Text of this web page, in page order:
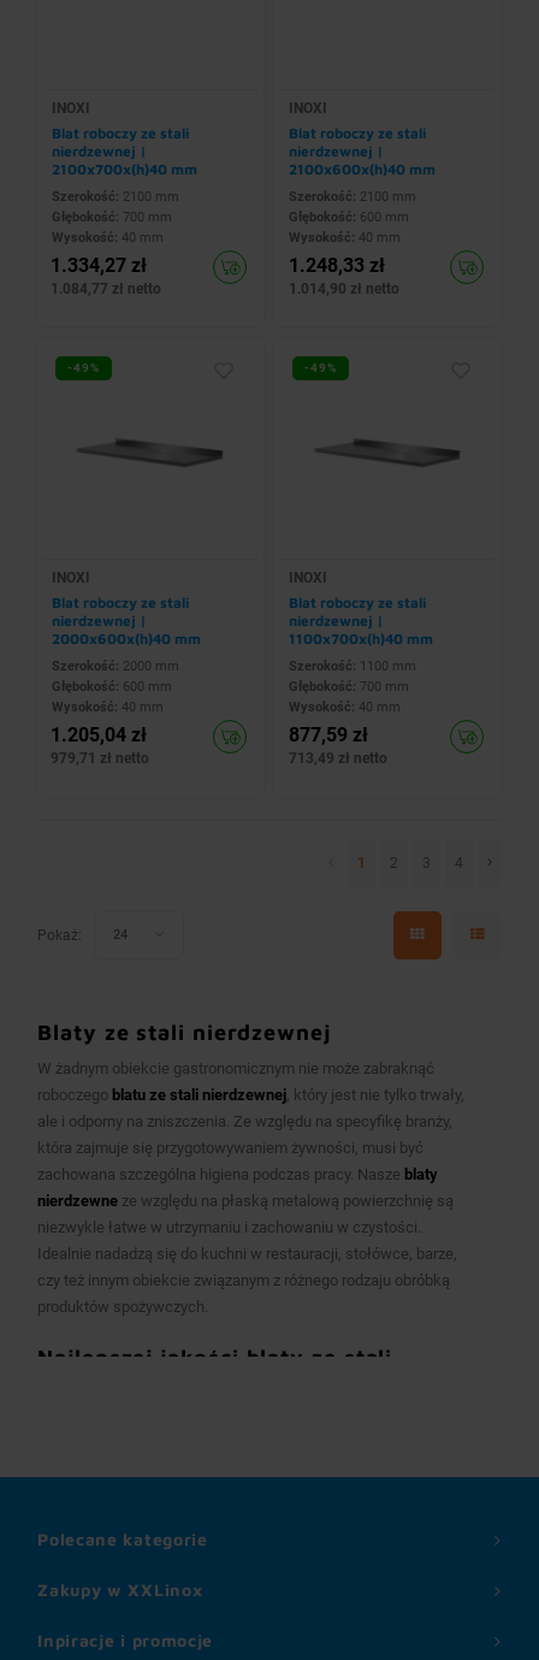
INOXI
Blat roboczy ze stali
nierdzewnej |
2100x700x(h)40 mm
Szerokość: 2100 mm
Głębokość: 700 mm
Wysokość: 40 mm
1.334,27 zł
1.084,77 zł netto
INOXI
Blat roboczy ze stali
nierdzewnej |
2100x600x(h)40 mm
Szerokość: 2100 mm
Głębokość: 600 mm
Wysokość: 40 mm
1.248,33 zł
1.014,90 zł netto
-49%
INOXI
Blat roboczy ze stali
nierdzewnej |
2000x600x(h)40 mm
Szerokość: 2000 mm
Głębokość: 600 mm
Wysokość: 40 mm
1.205,04 zł
979,71 zł netto
-49%
INOXI
Blat roboczy ze stali
nierdzewnej |
1100x700x(h)40 mm
Szerokość: 1100 mm
Głębokość: 700 mm
Wysokość: 40 mm
877,59 zł
713,49 zł netto
1 2 3 4
Pokaż: 24
Blaty ze stali nierdzewnej
W żadnym obiekcie gastronomicznym nie może zabraknąć
roboczego blatu ze stali nierdzewnej , który jest nie tylko trwały,
ale i odporny na zniszczenia. Ze względu na specyfikę branży,
która zajmuje się przygotowywaniem żywności, musi być
zachowana szczególna higiena podczas pracy. Nasze blaty
nierdzewne ze względu na płaską metalową powierzchnię są
niezwykle łatwe w utrzymaniu i zachowaniu w czystości.
Idealnie nadadzą się do kuchni w restauracji, stołówce, barze,
czy też innym obiekcie związanym z różnego rodzaju obróbką
produktów spożywczych.
Najlepszej jakości blaty ze stali
codziennej eksploatacji, nawet jeżeli będzie ona naprawdę
jest niezwykle odporna nie tylko na uszkodzenia mechaniczne,
Zakupy w XXLinox
Inpiracje i promocje
Polecane kategorie